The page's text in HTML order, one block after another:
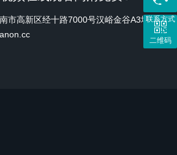
南市高新区经十路7000号汉峪金谷A3地块1号
联系方式
二维码